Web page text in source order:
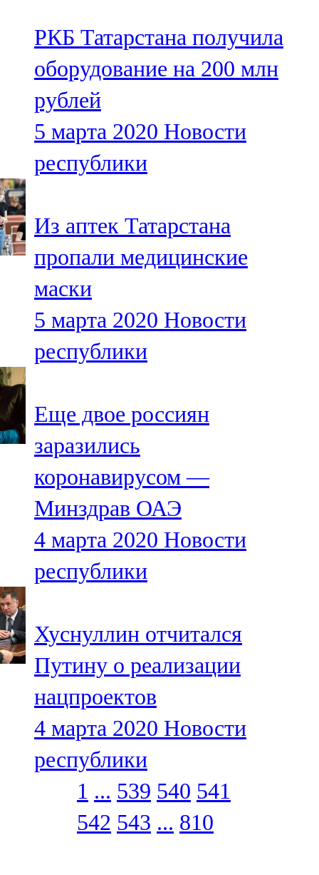
РКБ Татарстана получила
оборудование на 200 млн
рублей
5 марта 2020 Новости
республики
Из аптек Татарстана
пропали медицинские
маски
5 марта 2020 Новости
республики
Еще двое россиян
заразились
коронавирусом —
Минздрав ОАЭ
4 марта 2020 Новости
республики
Хуснуллин отчитался
Путину о реализации
нацпроектов
4 марта 2020 Новости
республики
1 ... 539 540 541
542 543 ... 810